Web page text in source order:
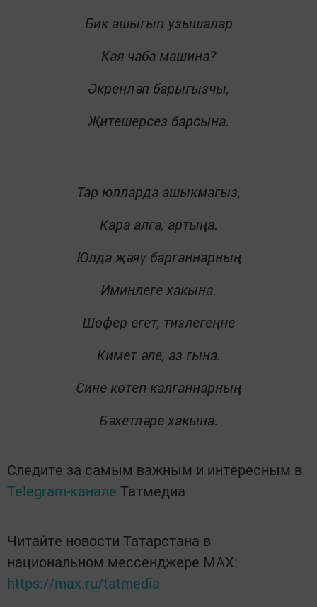
Бик ашыгып узышалар
Кая чаба машина?
Әкренләп барыгызчы,
Җитешерсез барсына.
Тар юлларда ашыкмагыз,
Кара алга, артыңа.
Юлда җәяү барганнарның
Иминлеге хакына.
Шофер егет, тизлегеңне
Кимет әле, аз гына.
Сине көтеп калганнарның
Бәхетләре хакына.
Следите за самым важным и интересным в
Telegram-канале Татмедиа
Читайте новости Татарстана в
национальном мессенджере MАХ:
https://max.ru/tatmedia